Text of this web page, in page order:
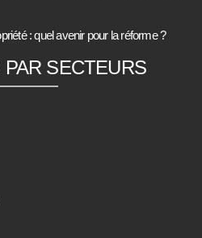
: quel avenir pour la réforme ?
SECTEURS